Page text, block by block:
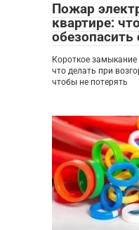
Пожар
квартире:
обезопасить
Короткое
что делать при
чтобы не потерять